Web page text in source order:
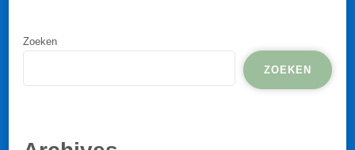
Zoeken
ZOEKEN